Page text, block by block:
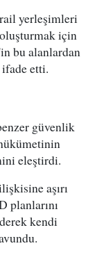
yerleşimleri
için
bu alanlardan
etti.
güvenlik
eleştirdi.
aşırı
planlarını
kendi